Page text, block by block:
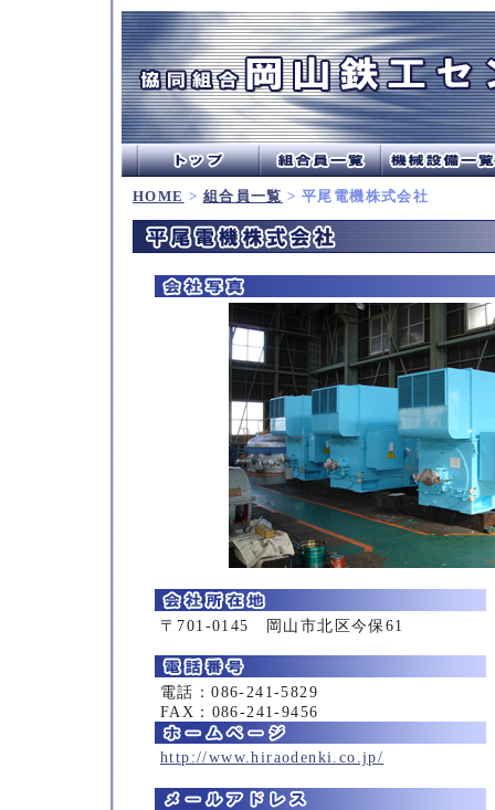
HOME > 組合員一覧 > 平尾電機株式会社
〒701-0145 岡山市北区今保61
電話：086-241-5829
FAX：086-241-9456
http://www.hiraodenki.co.jp/